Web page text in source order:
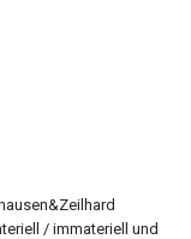
/ immateriell und